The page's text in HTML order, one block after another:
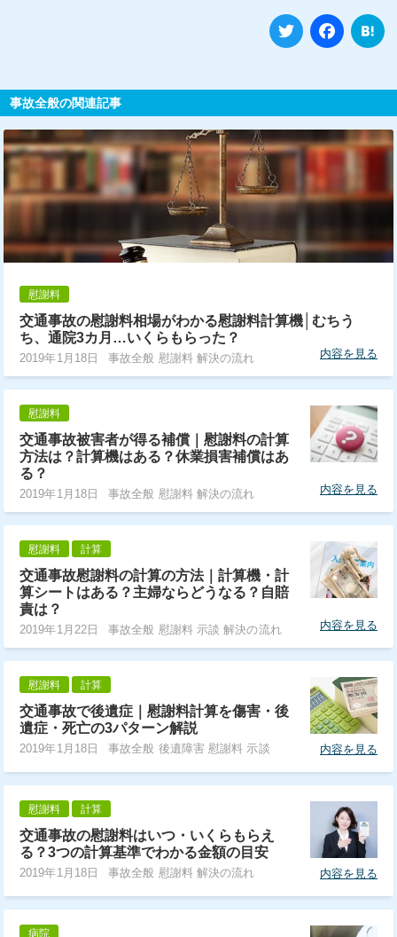
Twitter
事故全般の関連記事
慰謝料
交通事故の慰謝料相場がわかる慰謝料計算機│むちう
ち、通院3カ月…いくらもらった？
2019年1月18日 事故全般 慰謝料 解決の流れ 内容を見る
慰謝料
交通事故被害者が得る補償｜慰謝料の計算
方法は？計算機はある？休業損害補償はあ
る？
2019年1月18日 事故全般 慰謝料 解決の流れ 内容を見る
慰謝料 計算
交通事故慰謝料の計算の方法｜計算機・計
算シートはある？主婦ならどうなる？自賠
責は？
2019年1月22日 事故全般 慰謝料 示談 解決の流れ 内容を見る
慰謝料 計算
交通事故で後遺症｜慰謝料計算を傷害・後
遺症・死亡の3パターン解説
2019年1月18日 事故全般 後遺障害 慰謝料 示談 内容を見る
慰謝料 計算
交通事故の慰謝料はいつ・いくらもらえ
る？3つの計算基準でわかる金額の目安
2019年1月18日 事故全般 慰謝料 解決の流れ 内容を見る
病院